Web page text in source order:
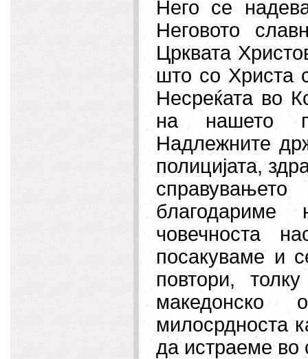
Него се
Неговото
Црквата
што со Христа
Несреќата во
на нашето
Надлежните
полицијата,
човечноста
посакуваме и
повтори,
македонско
милосрдноста
да истраеме во